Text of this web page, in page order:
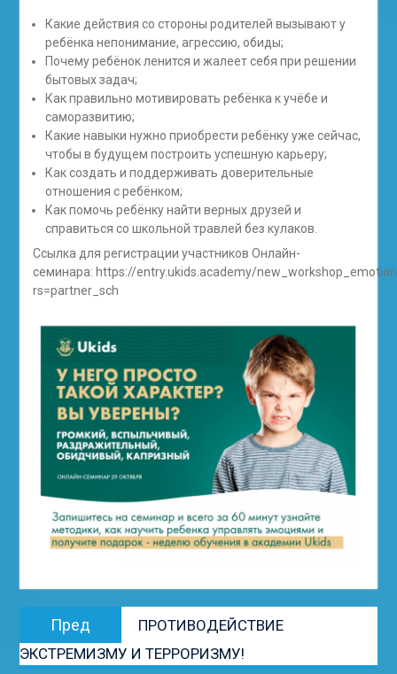
Какие действия со стороны родителей вызывают у
ребёнка непонимание, агрессию, обиды;
Почему ребёнок ленится и жалеет себя при решении
бытовых задач;
Как правильно мотивировать ребёнка к учёбе и
саморазвитию;
Какие навыки нужно приобрести ребёнку уже сейчас,
чтобы в будущем построить успешную карьеру;
Как создать и поддерживать доверительные
отношения с ребёнком;
Как помочь ребёнку найти верных друзей и
справиться со школьной травлей без кулаков.
Ссылка для регистрации участников Онлайн-
семинара: https://entry.ukids.academy/
rs=partner_sch
Навигация
записям
Пред
Предыдущая
запись:
ПРОТИВОДЕЙСТВИЕ
ЭКСТРЕМИЗМУ И ТЕРРОРИЗМУ!